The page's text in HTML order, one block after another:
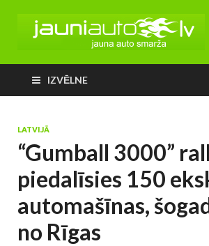
IZVĒLNE
LATVIJĀ
“Gumball 3000”
piedalīsies 150
automašīnas,
no Rīgas